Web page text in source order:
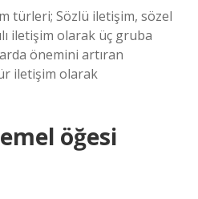
türleri; Sözlü iletişim, sözel
iletişim olarak üç gruba
önemini artıran
iletişim olarak
öğesi